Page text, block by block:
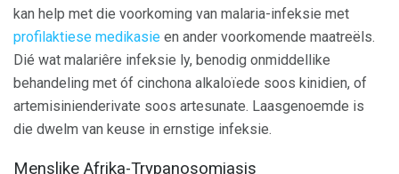
kan help met die voorkoming van malaria-infeksie met
profilaktiese medikasie en ander voorkomende maatreëls.
Dié wat malariêre infeksie ly, benodig onmiddellike
behandeling met óf cinchona alkaloïede soos kinidien, of
artemisinienderivate soos artesunate. Laasgenoemde is
die dwelm van keuse in ernstige infeksie.
Menslike Afrika-Trypanosomiasis